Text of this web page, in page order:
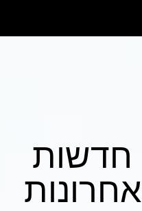
חדשות
אחרונות